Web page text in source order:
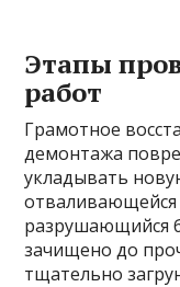
Этапы
работ
Грамотное
демонтажа
укладывать
разрушающийся
зачищено до
тщательно